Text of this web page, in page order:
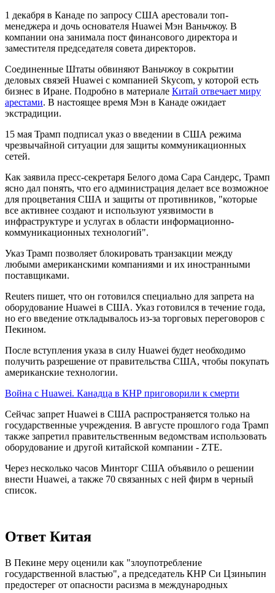
1 декабря в Канаде по запросу США арестовали топ-
менеджера и дочь основателя Huawei Мэн Ваньчжоу. В
компании она занимала пост финансового директора и
заместителя председателя совета директоров.
Соединенные Штаты обвиняют Ваньчжоу в сокрытии
деловых связей Huawei с компанией Skycom, у которой есть
бизнес в Иране. Подробно в материале Китай отвечает миру
арестами. В настоящее время Мэн в Канаде ожидает
экстрадиции.
15 мая Трамп подписал указ о введении в США режима
чрезвычайной ситуации для защиты коммуникационных
сетей.
Как заявила пресс-секретаря Белого дома Сара Сандерс, Трамп
ясно дал понять, что его администрация делает все возможное
для процветания США и защиты от противников, "которые
все активнее создают и используют уязвимости в
инфраструктуре и услугах в области информационно-
коммуникационных технологий".
Указ Трамп позволяет блокировать транзакции между
любыми американскими компаниями и их иностранными
поставщиками.
Reuters пишет, что он готовился специально для запрета на
оборудование Huawei в США. Указ готовился в течение года,
но его введение откладывалось из-за торговых переговоров с
Пекином.
После вступления указа в силу Huawei будет необходимо
получить разрешение от правительства США, чтобы покупать
американские технологии.
Война с Huawei. Канадца в КНР приговорили к смерти
Сейчас запрет Huawei в США распространяется только на
государственные учреждения. В августе прошлого года Трамп
также запретил правительственным ведомствам использовать
оборудование и другой китайской компании - ZTE.
Через несколько часов Минторг США объявило о решении
внести Huawei, а также 70 связанных с ней фирм в черный
список.
Ответ Китая
В Пекине меру оценили как "злоупотребление
государственной властью", а председатель КНР Си Цзиньпин
предостерег от опасности расизма в международных